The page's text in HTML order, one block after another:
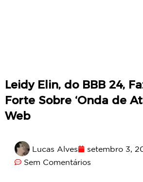
Leidy Elin, do BBB 24,
Forte Sobre ‘Onda de
Web
Lucas Alves setembro 3,
Sem Comentários